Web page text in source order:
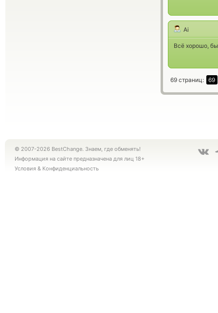
Ai
Всё хорошо,
69 страниц: 69
© 2007-2026 BestChange. Знаем, где обменять!
Информация на сайте предназначена для лиц 18+
Условия & Конфиденциальность